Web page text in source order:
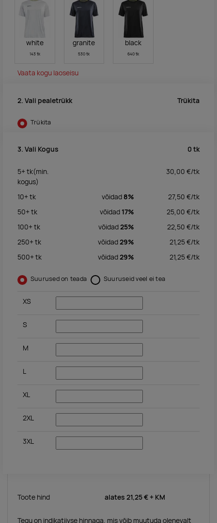
white
143 tk
granite
530 tk
black
640 tk
Vaata kogu laoseisu
2. Vali pealetrükk Trükita
Trükita
3. Vali Kogus 0 tk
5+tk(min.
kogus)
30,00 €/tk
10+tk võidad 8% 27,50 €/tk
50+tk võidad 17% 25,00 €/tk
100+tk võidad25% 22,50 €/tk
250+tk võidad29% 21,25€/tk
500+tk võidad29% 21,25€/tk
Suurused on teada Suuruseid veel ei tea
XS
S
M
L
XL
2XL
3XL
Toote hind alates 21,25 € + KM
Tegu on indikatiivse hinnaga, mis võib muutuda olenevalt